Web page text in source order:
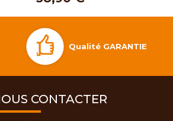
Qualité GARANTIE
CONTACTER